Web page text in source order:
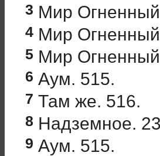
3 Мир
4 Мир
5 Мир
6 Аум. 515.
7 Там же. 516.
8 Надземное.
9 Аум. 515.